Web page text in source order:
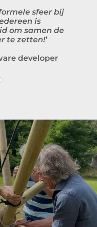
sfeer bij
is
om samen de
te zetten!’
developer